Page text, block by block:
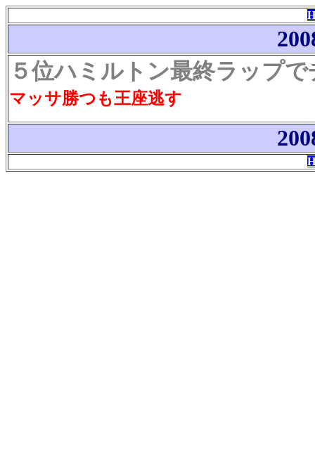
５位ハミルトン最終ラップ
マッサ勝つも王座逃す